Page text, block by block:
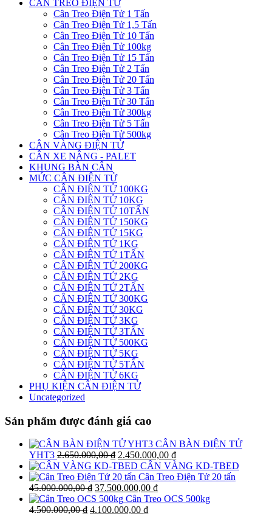
CÂN TREO ĐIỆN TỬ
Cân Treo Điện Tử 1 Tấn
Cân Treo Điện Tử 1,5 Tấn
Cân Treo Điện Tử 10 Tấn
Cân Treo Điện Tử 100kg
Cân Treo Điện Tử 15 Tấn
Cân Treo Điện Tử 2 Tấn
Cân Treo Điện Tử 20 Tấn
Cân Treo Điện Tử 3 Tấn
Cân Treo Điện Tử 30 Tấn
Cân Treo Điện Tử 300kg
Cân Treo Điện Tử 5 Tấn
Cân Treo Điện Tử 500kg
CÂN VÀNG ĐIỆN TỬ
CÂN XE NÂNG - PALET
KHUNG BÀN CÂN
MỨC CÂN ĐIỆN TỬ
CÂN ĐIỆN TỬ 100KG
CÂN ĐIỆN TỬ 10KG
CÂN ĐIỆN TỬ 10TẤN
CÂN ĐIỆN TỬ 150KG
CÂN ĐIỆN TỬ 15KG
CÂN ĐIỆN TỬ 1KG
CÂN ĐIỆN TỬ 1TẤN
CÂN ĐIỆN TỬ 200KG
CÂN ĐIỆN TỬ 2KG
CÂN ĐIỆN TỬ 2TẤN
CÂN ĐIỆN TỬ 300KG
CÂN ĐIỆN TỬ 30KG
CÂN ĐIỆN TỬ 3KG
CÂN ĐIỆN TỬ 3TẤN
CÂN ĐIỆN TỬ 500KG
CÂN ĐIỆN TỬ 5KG
CÂN ĐIỆN TỬ 5TẤN
CÂN ĐIỆN TỬ 6KG
PHỤ KIỆN CÂN ĐIỆN TỬ
Uncategorized
Sản phẩm được đánh giá cao
CÂN BÀN ĐIỆN TỬ
YHT3 2.650.000,00₫ Giá
gốc
là:
2.650.000,00 ₫.
2.450.000,00 ₫Giá
hiện
tại
2.450.000,00 ₫.
CÂN VÀNG KD-TBED
Cân Treo Điện Tử 20 tấn
45.000.000,00₫ Giá
gốc
là:
37.500.000,00 ₫Giá
hiện
Cân Treo OCS 500kg
4.500.000,00₫ Giá
4.100.000,00 ₫Giá